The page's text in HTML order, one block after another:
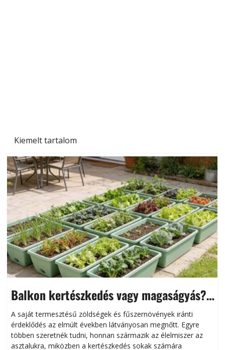
Kiemelt tartalom
Balkon kertészkedés vagy magaságyás?
Helytakarékos kertészkedés
A saját termesztésű zöldségek és fűszernövények iránti
érdeklődés az elmúlt években látványosan megnőtt. Egyre
többen szeretnék tudni, honnan származik az élelmiszer az
asztalukra, miközben a kertészkedés sokak számára